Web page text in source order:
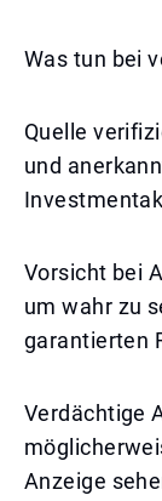
Was tun bei
Quelle
und
Vorsicht bei
um wahr zu
garantierten
Verdächtige
Anzeige